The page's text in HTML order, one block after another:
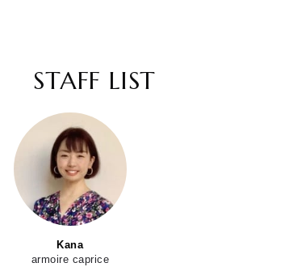
STAFF LIST
Kana
armoire caprice